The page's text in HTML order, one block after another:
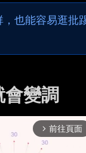
也能容易逛批
會變調
arrow_forward_ios 前往頁面